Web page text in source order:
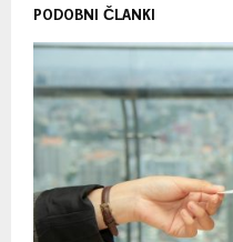
PODOBNI ČLANKI